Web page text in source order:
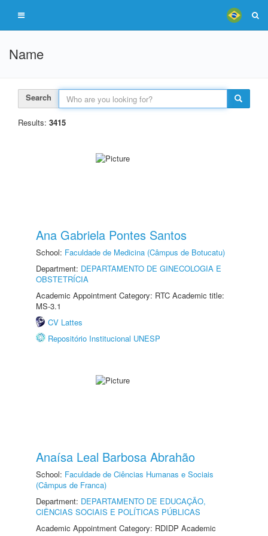
Name
Search
Results: 3415
Ana Gabriela Pontes Santos
School: Faculdade de Medicina (Câmpus de Botucatu)
Department: DEPARTAMENTO DE GINECOLOGIA E
OBSTETRÍCIA
Academic Appointment Category: RTC Academic title:
MS-3.1
CV Lattes
Repositório Institucional UNESP
Anaísa Leal Barbosa Abrahão
School: Faculdade de Ciências Humanas e Sociais
(Câmpus de Franca)
Department: DEPARTAMENTO DE EDUCAÇÃO,
CIÊNCIAS SOCIAIS E POLÍTICAS PÚBLICAS
Academic Appointment Category: RDIDP Academic